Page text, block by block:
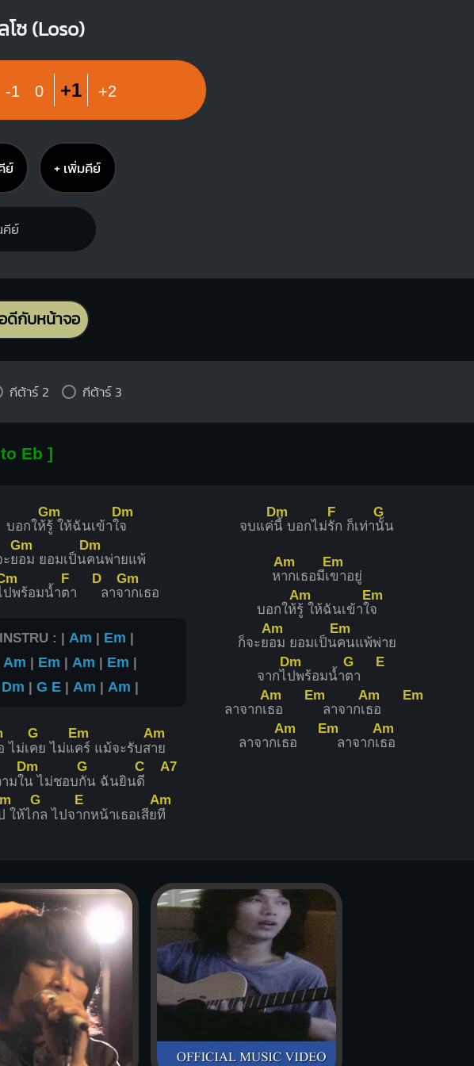
O O
2 3
ซ (Loso)
-1 0 +1 +2
ย์ + เพิ่มคีย์
คีย์
ดีกับหน้าจอ
กีต้าร์ 2 กีต้าร์ 3
Eb ]
บอกให้
Gm
รู้ ให้ฉันเข้าใ
Dm
จ
ะย
Gm
อม ยอมเป็น
Dm
คนพ่ายแพ้
ปพร้อมน้ำ
F
ตา
D
ลาจ
Gm
ากเธอ
INSTRU : | Am | Em |
Am | Em | Am | Em |
Dm |G E | Am | Am |
ไม่เ
G
คย ไม่แ
Em
คร์ แม้จะรับส
Am
าย
มใ
Dm
น ไม่ชอบ
G
กัน ฉันยิน
C
ดี
A7
ให้ไ
G
กล ไปจ
E
ากหน้าเธอเสีย
Am
ที
จบแค่
Dm
นี้ บอกไม่
F
รัก ก็เท่า
G
นั้น
ห
Am
ากเธอมีเ
Em
ขาอยู่
บอกให้
Am
รู้ ให้ฉันเข้าใ
Em
จ
ก็จะย
Am
อม ยอมเป็น
Em
คนแพ้พ่าย
จากไ
Dm
ปพร้อมน้ำ
G
ตา
E
ลาจากเ
Am
ธอ
Em
ลาจากเ
Am
ธอ
Em
ลาจากเ
Am
ธอ
Em
ลาจากเ
Am
ธอ